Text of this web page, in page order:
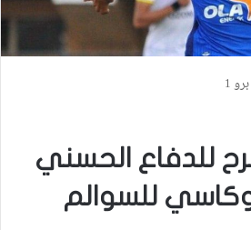
1
للدفاع الحسني
للسوالم